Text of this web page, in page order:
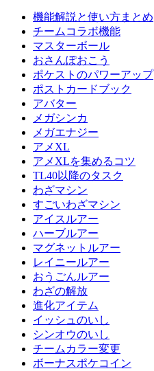
機能解説と使い方まとめ
チームコラボ機能
マスターボール
おさんぽおこう
ポケストのパワーアップ
ポストカードブック
アバター
メガシンカ
メガエナジー
アメXL
アメXLを集めるコツ
TL40以降のタスク
わざマシン
すごいわざマシン
アイスルアー
ハーブルアー
マグネットルアー
レイニールアー
おうごんルアー
わざの解放
進化アイテム
イッシュのいし
シンオウのいし
チームカラー変更
ボーナスポケコイン